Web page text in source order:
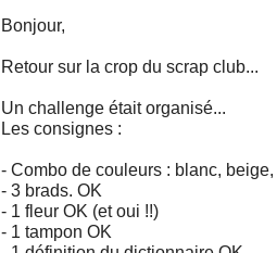
Bonjour,
Retour sur la crop du scrap club...
Un challenge était organisé...
Les consignes :
- Combo de couleurs : blanc,
- 3 brads. OK
- 1 fleur OK (et oui !!)
- 1 tampon OK